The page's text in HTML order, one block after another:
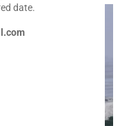
date.